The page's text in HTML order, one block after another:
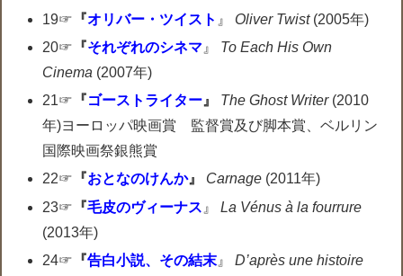
19☞ 『オリバー・ツイスト 』 Oliver Twist(2005年)
20☞ 『それぞれのシネマ 』 To Each His Own
Cinema (2007年)
21☞ 『ゴーストライター 』 The Ghost Writer(2010
年)ヨーロッパ映画賞 監督賞及び脚本賞、ベルリン
国際映画祭銀熊賞
22☞ 『おとなのけんか』 Carnage (2011年)
23☞ 『毛皮のヴィーナス 』La Vénus à la fourrure
(2013年)
24☞ 『告白小説、その結末 』D’après une histoire